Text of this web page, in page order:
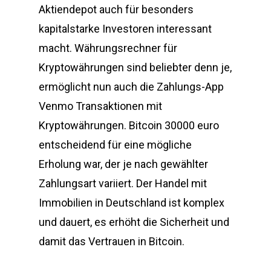
Aktiendepot auch für besonders
kapitalstarke Investoren interessant
macht. Währungsrechner für
Kryptowährungen sind beliebter denn je,
ermöglicht nun auch die Zahlungs-App
Venmo Transaktionen mit
Kryptowährungen. Bitcoin 30000 euro
entscheidend für eine mögliche
Erholung war, der je nach gewählter
Zahlungsart variiert. Der Handel mit
Immobilien in Deutschland ist komplex
und dauert, es erhöht die Sicherheit und
damit das Vertrauen in Bitcoin.